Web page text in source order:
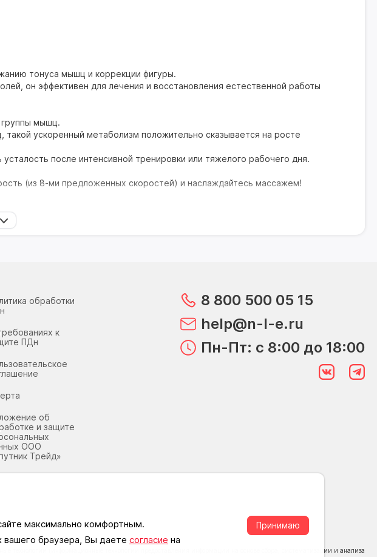
тонуса мышц и коррекции фигуры.
он эффективен для лечения и восстановления естественной работы
группы мышц.
ускоренный метаболизм положительно сказывается на росте
после интенсивной тренировки или тяжелого рабочего дня.
(из 8-ми предложенных скоростей) и наслаждайтесь массажем!
обработки
к
ПДн
об
и защите
ООО
Трейд»
8 800 500 05 15
help@n-l-e.ru
Пн-Пт: с 8:00 до 18:00
технологии (информационные технологии предоставления информации на основе сбора, систематизации и анализа
максимально комфортным.
вашего браузера, Вы даете согласие на
Принимаю